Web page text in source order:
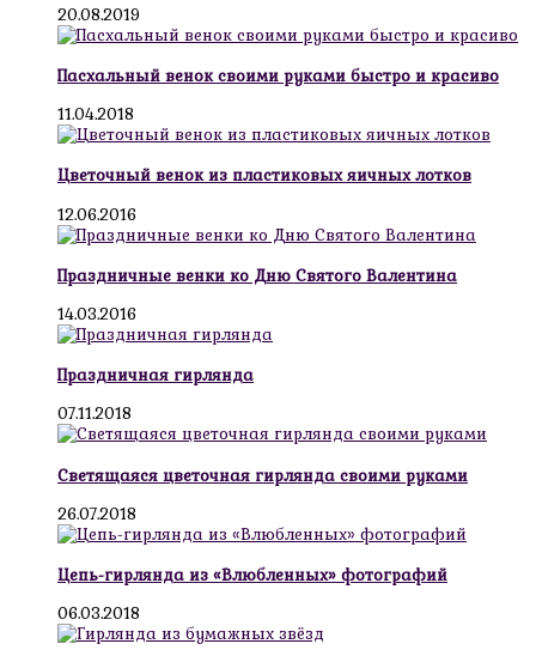
20.08.2019
Пасхальный венок своими руками быстро и красиво
11.04.2018
Цветочный венок из пластиковых яичных лотков
12.06.2016
Праздничные венки ко Дню Святого Валентина
14.03.2016
Праздничная гирлянда
07.11.2018
Светящаяся цветочная гирлянда своими руками
26.07.2018
Цепь-гирлянда из «Влюбленных» фотографий
06.03.2018